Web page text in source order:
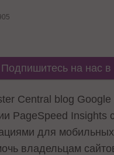
Подпишитесь на нас в
Central blog Google
PageSpeed Insights с
для мобильных
владельцам